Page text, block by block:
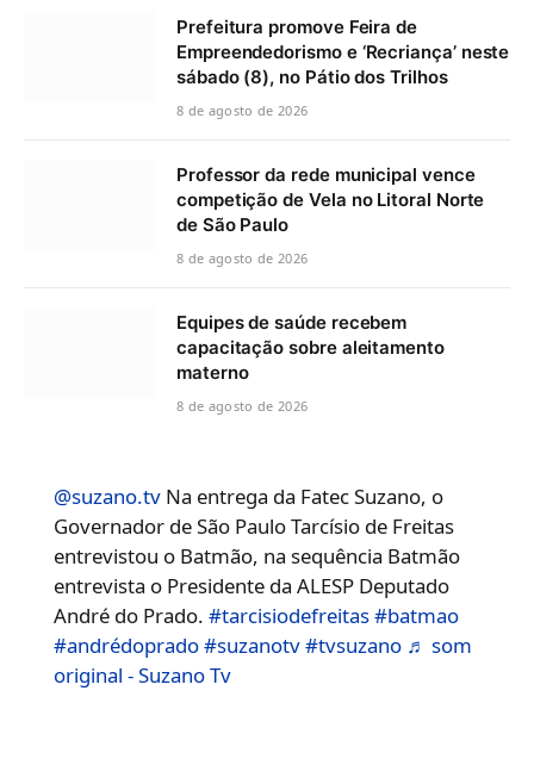
Prefeitura promove Feira de
Empreendedorismo e ‘Recriança’ neste
sábado (8), no Pátio dos Trilhos
8 de agosto de 2026
Professor da rede municipal vence
competição de Vela no Litoral Norte
de São Paulo
8 de agosto de 2026
Equipes de saúde recebem
capacitação sobre aleitamento
materno
8 de agosto de 2026
@suzano.tv Na entrega da Fatec Suzano, o
Governador de São Paulo Tarcísio de Freitas
entrevistou o Batmão, na sequência Batmão
entrevista o Presidente da ALESP Deputado
André do Prado.#tarcisiodefreitas#batmao
#andrédoprado#suzanotv#tvsuzano ♬ som
original - Suzano Tv